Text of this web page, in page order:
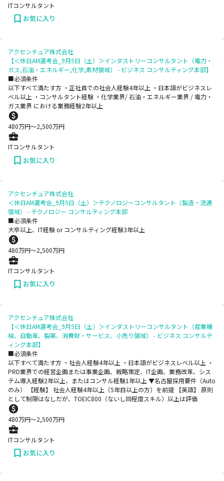
ITコンサルタント
お気に入り
アクセンチュア株式会社
【＜休日AM選考会_9月5日（土）＞インダストリーコンサルタント（電力・
ガス,石油・エネルギー,化学,素材領域） - ビジネス コンサルティング本部】
■必須条件
以下すべて満たす方 ・正社員での社会人経験4年以上 ・日本語がビジネスレ
ベル以上 ・コンサルタント経験 ・化学業界/ 石油・エネルギー業界 / 電力・
ガス業界 における業務経験2年以上
480万円〜2,500万円
ITコンサルタント
お気に入り
アクセンチュア株式会社
＜休日AM選考会_9月5日（土）＞テクノロジーコンサルタント（製造・流通
領域） - テクノロジー コンサルティング本部
■必須条件
大卒以上、IT経験 or コンサルティング経験3年以上
480万円〜2,500万円
ITコンサルタント
お気に入り
アクセンチュア株式会社
【＜休日AM選考会_9月5日（土）＞インダストリーコンサルタント（産業機
械、自動車、製薬、消費財・サービス、小売り領域） - ビジネス コンサルテ
ィング本部】
■必須条件
以下すべて満たす方 ・社会人経験4年以上 ・日本語がビジネスレベル以上 ・
PRD業界での経営企画または事業企画、戦略策定、IT企画、業務改革、シス
テム導入経験2年以上、またはコンサル経験1年以上 ▼名古屋採用要件（Auto
のみ） 【経験】 社会人経験4年以上（5年目以上の方）を前提 【英語】 原則
として制限はなしだが、TOEIC800（ないし同程度スキル）以上は評価
480万円〜2,500万円
ITコンサルタント
お気に入り